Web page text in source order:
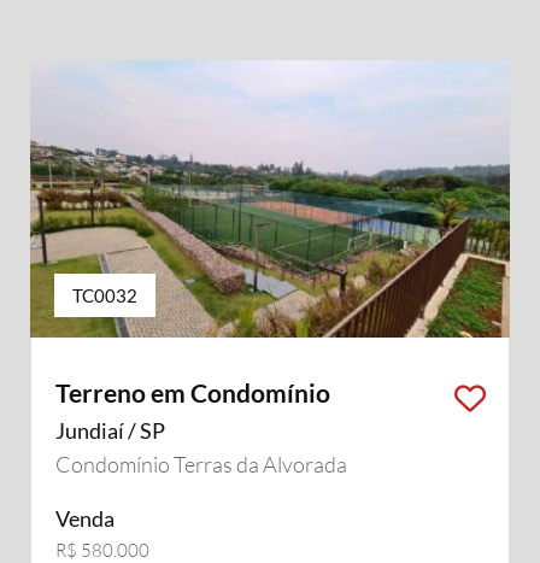
TC0032
Terreno em Condomínio
Jundiaí / SP
Condomínio Terras da Alvorada
Venda
R$ 580.000